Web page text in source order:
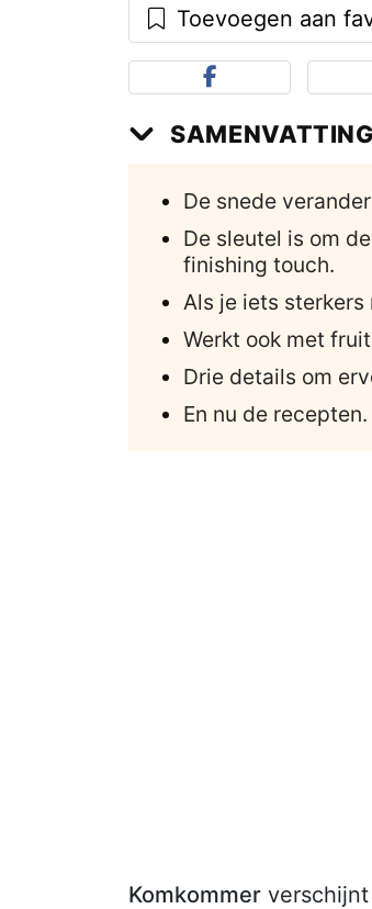
Toevoegen aan
SAMENVATTING
De snede
De sleutel is om
finishing touch.
Als je iets sterkers
Werkt ook met fruit
Drie details om
En nu de recepten.
Komkommer